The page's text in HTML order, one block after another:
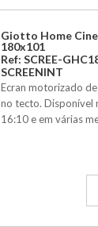
Giotto Home
180x101
Ref: SCREE-
SCREENINT
Ecran motorizado
no tecto. Disponível
16:10 e em várias